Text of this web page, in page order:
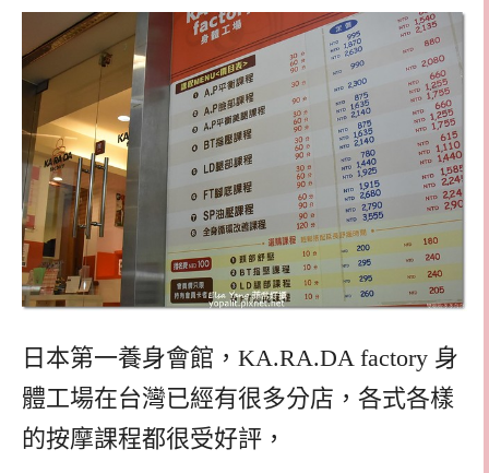
日本第一養身會館，KA.RA.DA factory 身
體工場在台灣已經有很多分店，各式各樣
的按摩課程都很受好評，